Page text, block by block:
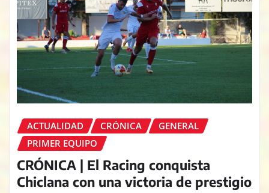
ACTUALIDAD CRÓNICA
GENERAL
PRIMER EQUIPO
CRÓNICA | El Racing conquista
Chiclana con una victoria de prestigio